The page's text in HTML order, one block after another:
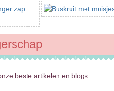
beste artikelen en blogs: